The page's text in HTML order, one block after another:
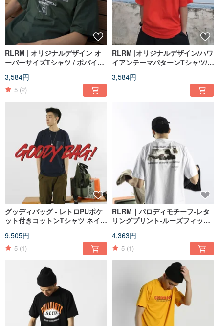
RLRM | オリジナルデザイン オ
ーバーサイズTシャツ / ポパイメ
ル / カジュアル
3,584円
5 (2)
RLRM |オリジナルデザイン/ハワ
イアンテーマパターンTシャツ/ス
ル/レジャー/コットン
3,584円
グッディバッグ - レトロPUポケ
ット付きコットンTシャツ ネイビ
カーゴパンツ 2色から選択
9,505円
5 (1)
RLRM｜パロディモチーフ-レタ
リングプリント-ルーズフィット
ワイト）男女兼用 純綿
4,363円
5 (1)